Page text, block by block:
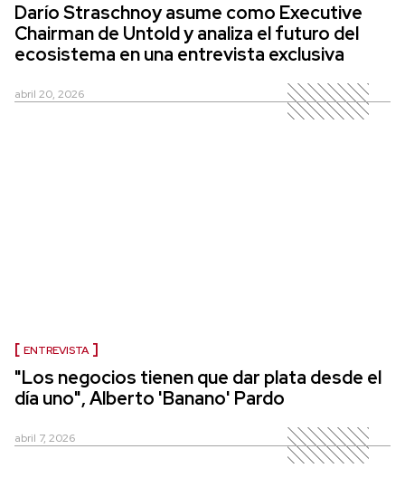
Darío Straschnoy asume como Executive
Chairman de Untold y analiza el futuro del
ecosistema en una entrevista exclusiva
abril 20, 2026
ENTREVISTA
"Los negocios tienen que dar plata desde el
día uno", Alberto 'Banano' Pardo
abril 7, 2026